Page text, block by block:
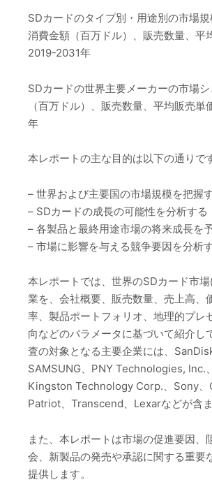
SDカードのタイプ別・用途別の市場規
消費金額（百万ドル）、販売数量、平
2019-2031年
SDカードの世界主要メーカーの市場
（百万ドル）、販売数量、平均販売
年
本レポートの主な目的は以下の通りで
– 世界および主要国の市場規模を把握
– SDカードの成長の可能性を分析する
– 各製品と最終用途市場の将来成長を
– 市場に影響を与える競争要因を分析
本レポートでは、世界のSDカード市
業を、会社概要、販売数量、売上高、
率、製品ポートフォリオ、地理的プレ
向などのパラメータに基づいて紹介し
査の対象となる主要企業には、SanDisk
SAMSUNG、PNY Technologies, Inc.
Kingston Technology Corp.、Sony、
Patriot、Transcend、Lexarなどが含ま
また、本レポートは市場の促進要因、
会、新製品の発売や承認に関する重要
提供します。